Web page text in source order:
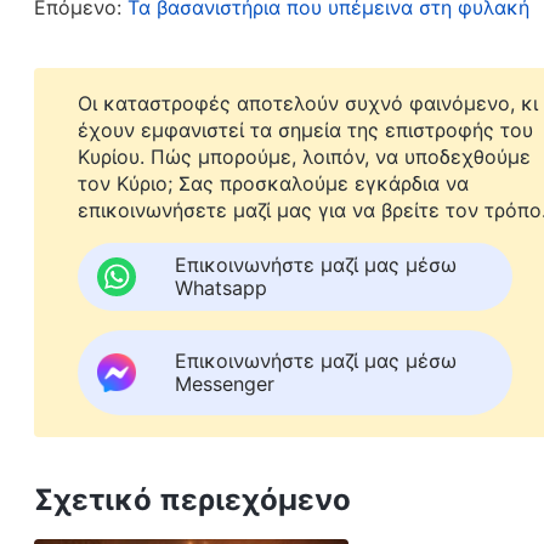
και θα εκπληρωθούν μέσα σε εκείνους που
Θεό και είναι εχθρός Του, οπότε, οι
διώξεις εξαιτίας της πίστης τους στον Θεό,
αυτήν την ομάδα ανθρώπων ως αποτέλεσμα
Θεού», Είναι το έργο του Θεού τόσο απλό όσο
συνειδητοποίησα ότι χρησιμοποιούσε τον
οδηγήσει τον εκλεκτό λαό Του στην τελείωση.
γινόταν για να οδηγηθεί η πίστη μου στην
αρνητικός και αδύναμος. Προσευχήθηκα
βασανίζουν ή όσο κι αν πρέπει να υποφέρω,
Λίγο μετά τις 8 το βράδυ, τέσσερις νεαροί
Επόμενο: Τα βασανιστήρια που υπέμεινα στη φυλακή
Οι καταστροφές αποτελούν συχνό φαινόμενο, κι
έχουν εμφανιστεί τα σημεία της επιστροφής του
Κυρίου. Πώς μπορούμε, λοιπόν, να υποδεχθούμε
τον Κύριο; Σας προσκαλούμε εγκάρδια να
επικοινωνήσετε μαζί μας για να βρείτε τον τρόπο.
Επικοινωνήστε μαζί μας μέσω
Whatsapp
Επικοινωνήστε μαζί μας μέσω
Messenger
Σχετικό περιεχόμενο